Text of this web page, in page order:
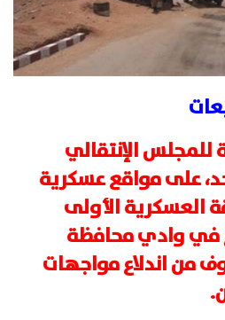
الإنتقالي
على مواقع عسكرية
العسكرية الأولى
في وادي محافظة
من اندلاع مواجهات